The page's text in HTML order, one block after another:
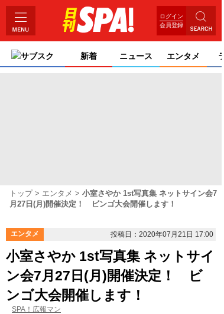
ログイン
会員登録
サブスク 新着 ニュース エンタメ
トップ エンタメ
小室さやか 1st写真集 ネットサイン会7
月27日(月)開催決定！ ビンゴ大会開催します！
エンタメ 投稿日：2020年07月21日 17:00
小室さやか 1st写真集 ネットサイ
ン会7月27日(月)開催決定！ ビ
ンゴ大会開催します！
SPA！広報マン